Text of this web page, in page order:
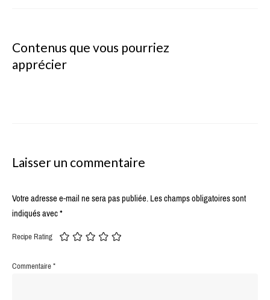
Contenus que vous pourriez
apprécier
Laisser un commentaire
Votre adresse e-mail ne sera pas publiée.Les champs obligatoires sont
indiqués avec*
Recipe Rating
Commentaire*